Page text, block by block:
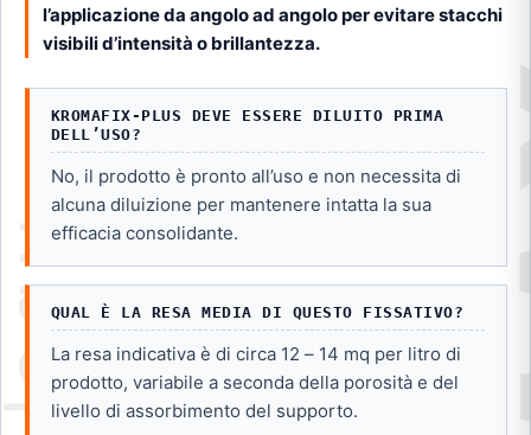
l’applicazione da angolo ad angolo per evitare stacchi
visibili d’intensità o brillantezza.
KROMAFIX-PLUS DEVE ESSERE DILUITO PRIMA
DELL’USO?
No, il prodotto è pronto all’uso e non necessita di
alcuna diluizione per mantenere intatta la sua
efficacia consolidante.
QUAL È LA RESA MEDIA DI QUESTO FISSATIVO?
La resa indicativa è di circa 12 – 14 mq per litro di
prodotto, variabile a seconda della porosità e del
livello di assorbimento del supporto.